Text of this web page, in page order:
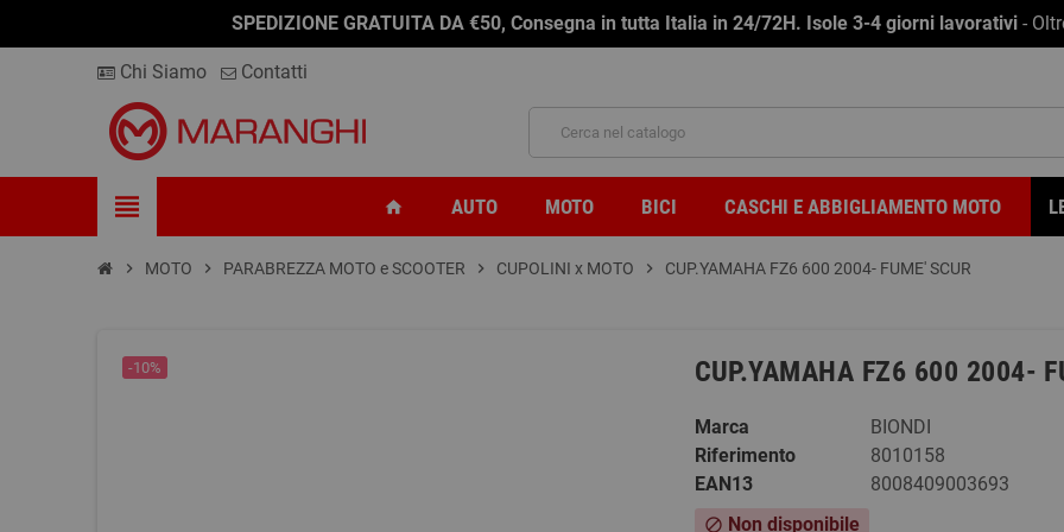
SPEDIZIONE GRATUITA DA €50, Consegna in tutta Italia in 24/72H. Isole 3-4 giorni lavorativi -
Chi Siamo Contatti
view_headline home AUTO MOTO BICI CASCHI E ABBIGLIAMENTO MOTO
chevron_right MOTO chevron_right PARABREZZA MOTO e SCOOTER chevron_right CUPOLINI x MOTO chevron_right CUP.YAMAHA FZ6 600 2004- FUME' SCUR
-10% CUP.YAMAHA FZ6 600 2004-
Marca
BIONDI
Riferimento
8010158
EAN13
8008409003693
block Non disponibile